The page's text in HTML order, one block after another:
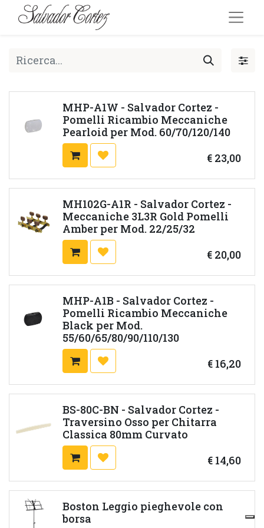
MHP-A1W - Salvador Cortez -
Pomelli Ricambio Meccaniche
Pearloid per Mod. 60/70/120/140
€ 23,00
MH102G-A1R - Salvador Cortez -
Meccaniche 3L3R Gold Pomelli
Amber per Mod. 22/25/32
€ 20,00
MHP-A1B - Salvador Cortez -
Pomelli Ricambio Meccaniche
Black per Mod.
55/60/65/80/90/110/130
€ 16,20
BS-80C-BN - Salvador Cortez -
Traversino Osso per Chitarra
Classica 80mm Curvato
€ 14,60
Boston Leggio pieghevole con
borsa